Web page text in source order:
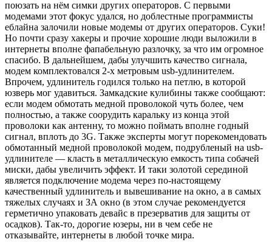
поюзать на нём симки других операторов. С первыми
модемами этот фокус удался, но доблестные программисты
еблайна залочили новые модемы от других операторов. Суки!
Но почти сразу хакеры и прочие хорошие люди выложили в
интернеты вполне фапабельную разлочку, за что им огромное
спасибо. В дальнейшем, дабы улучшить качество сигнала,
модем комплектовался 2-х метровым usb-удлинителем.
Впрочем, удлинитель годился только на петлю, в которой
юзверь мог удавиться. Замкадские кулибины также сообщают:
если модем обмотать медной проволокой чуть более, чем
полностью, а также соорудить каральку из конца этой
проволоки как антенну, то можно поймать вполне годный
сигнал, вплоть до 3G. Также эксперты могут порекомендовать
обмотанный медной проволокой модем, подрубленый на usb-
удлинителе — класть в металлическую емкость типа собачей
миски, дабы увеличить эффект. И таки золотой серединой
является подключение модема через по-настоящему
качественный удлинитель и вывешивание на окно, а в самых
тяжелых случаях и ЗА окно (в этом случае рекомендуется
герметично упаковать девайс в презерватив для защиты от
осадков). Так-то, дорогие юзеры, ни в чем себе не
отказывайте, интернеты в любой точке мира.